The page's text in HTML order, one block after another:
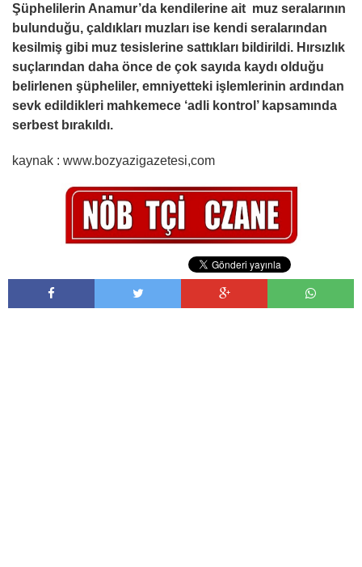
Şüphelilerin Anamur’da kendilerine ait muz seralarının
bulunduğu, çaldıkları muzları ise kendi seralarından
kesilmiş gibi muz tesislerine sattıkları bildirildi. Hırsızlık
suçlarından daha önce de çok sayıda kaydı olduğu
belirlenen şüpheliler, emniyetteki işlemlerinin ardından
sevk edildikleri mahkemece ‘adli kontrol’ kapsamında
serbest bırakıldı.
kaynak : www.bozyazigazetesi,com